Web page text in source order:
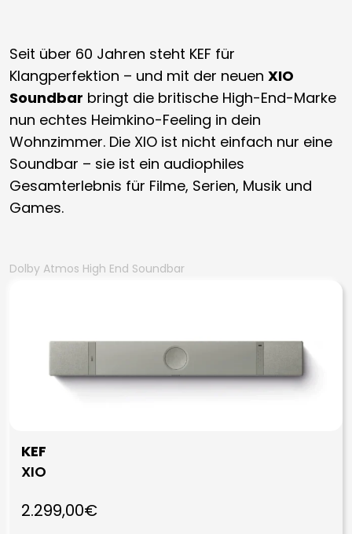
Seit über 60 Jahren steht KEF für
Klangperfektion – und mit der neuen XIO
Soundbar bringt die britische High-End-Marke
nun echtes Heimkino-Feeling in dein
Wohnzimmer. Die XIO ist nicht einfach nur eine
Soundbar – sie ist ein audiophiles
Gesamterlebnis für Filme, Serien, Musik und
Games.
Dolby Atmos High End Soundbar
KEF
XIO
2.299,00€